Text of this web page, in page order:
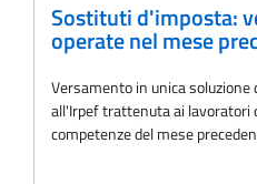
Sostituti d'imposta:
operate nel mese
Versamento in unica soluzione
all'Irpef trattenuta ai lavoratori
competenze del mese